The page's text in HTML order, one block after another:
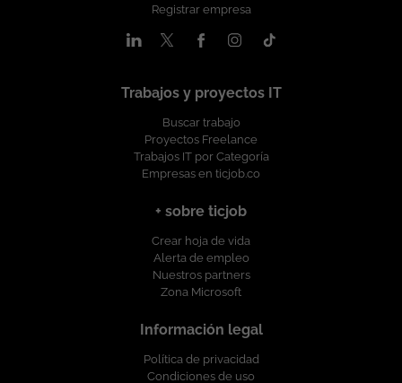
Registrar empresa
Trabajos y proyectos IT
Buscar trabajo
Proyectos Freelance
Trabajos IT por Categoría
Empresas en ticjob.co
+ sobre ticjob
Crear hoja de vida
Alerta de empleo
Nuestros partners
Zona Microsoft
Información legal
Política de privacidad
Condiciones de uso